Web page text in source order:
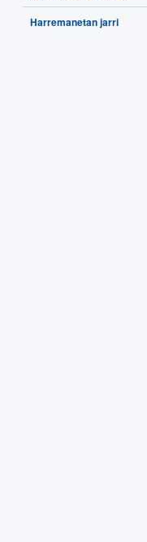
Harremanetan jarri